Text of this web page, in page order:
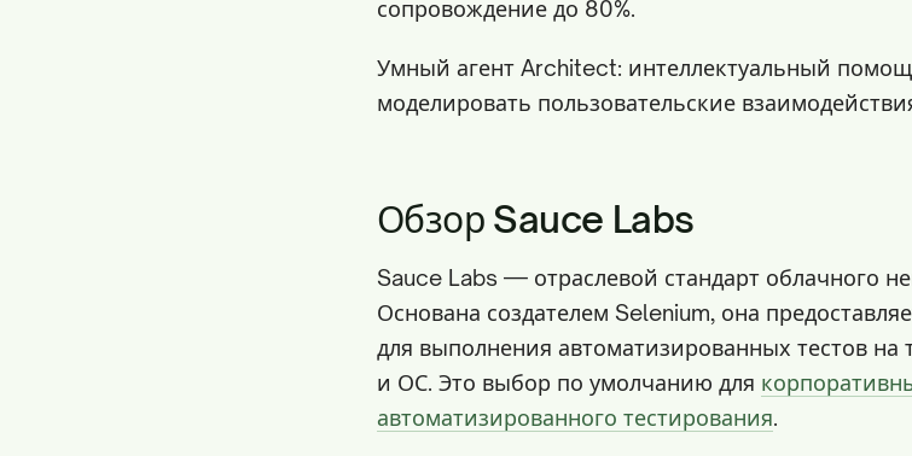
сопровождение до 80%.
Умный агент Architect: интеллектуальный
моделировать пользовательские
Обзор Sauce Labs
Sauce Labs — отраслевой стандарт облачного
Основана создателем Selenium, она
для выполнения автоматизированных тестов на
и ОС. Это выбор по умолчанию для
автоматизированного тестирования.